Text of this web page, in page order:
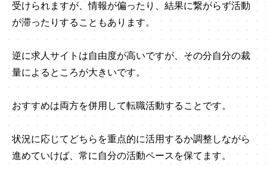
受けられますが、情報が偏ったり、結果に繋がらず活動
が滞ったりすることもあります。
逆に求人サイトは自由度が高いですが、その分自分の裁
量によるところが大きいです。
おすすめは両方を併用して転職活動することです。
状況に応じてどちらを重点的に活用するか調整しながら
進めていけば、常に自分の活動ペースを保てます。